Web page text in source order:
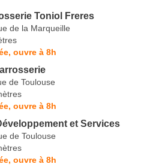
Toniol Freres
de la Marqueille
ouvre à 8h
de Toulouse
ouvre à 8h
et Services
de Toulouse
ouvre à 8h